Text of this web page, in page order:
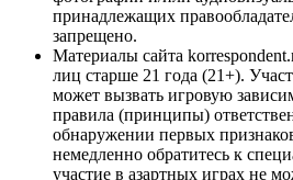
принадлежащих
запрещено.
Материалы сайта
лиц старше 21 года (21+).
может вызвать игровую
правила (принципы)
обнаружении первых
немедленно обратитесь к
участие в азартных играх не